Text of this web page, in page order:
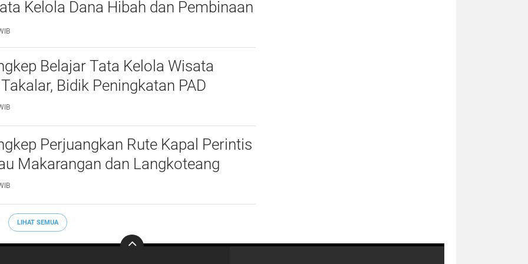
Kelola Dana Hibah dan Pembinaan
Belajar Tata Kelola Wisata
Bidik Peningkatan PAD
Perjuangkan Rute Kapal Perintis
Makarangan dan Langkoteang
LIHAT SEMUA